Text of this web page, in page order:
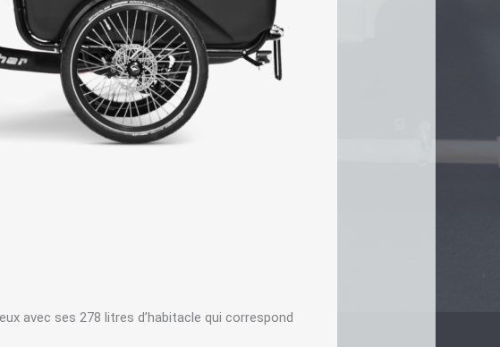
avec ses 278 litres d’habitacle qui correspond